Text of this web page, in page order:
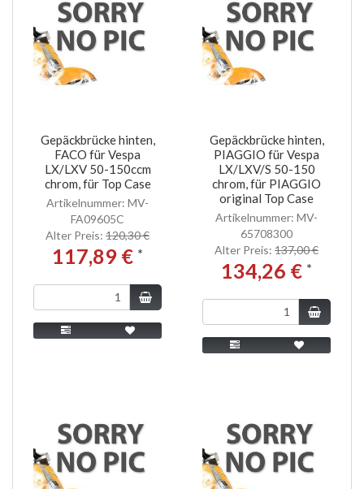
Gepäckbrücke hinten,
FACO für Vespa
LX/LXV 50-150ccm
chrom, für Top Case
Artikelnummer: MV-
FA09605C
Alter Preis: 120,30 €
117,89 € *
Gepäckbrücke hinten,
PIAGGIO für Vespa
LX/LXV/S 50-150
chrom, für PIAGGIO
original Top Case
Artikelnummer: MV-
65708300
Alter Preis: 137,00 €
134,26 € *